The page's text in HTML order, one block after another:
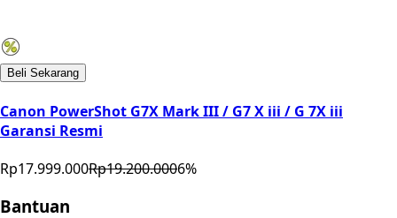
Beli Sekarang
Canon PowerShot G7X Mark III / G7 X iii / G 7X iii
Garansi Resmi
Rp17.999.000Rp19.200.0006%
Bantuan